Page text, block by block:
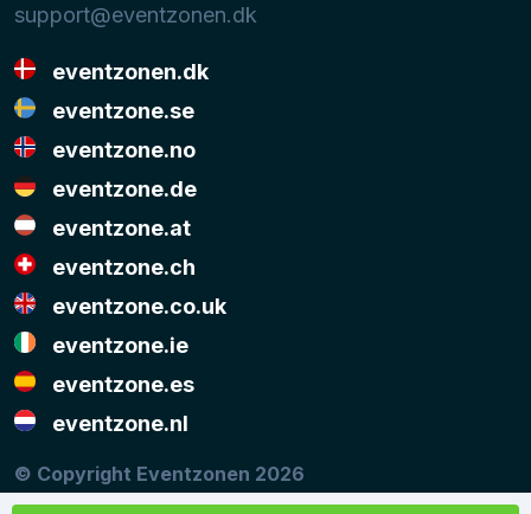
support@eventzonen.dk
eventzonen.dk
eventzone.se
eventzone.no
eventzone.de
eventzone.at
eventzone.ch
eventzone.co.uk
eventzone.ie
eventzone.es
eventzone.nl
© Copyright Eventzonen 2026
Musikken på denne hjemmeside er stillet til rådighed